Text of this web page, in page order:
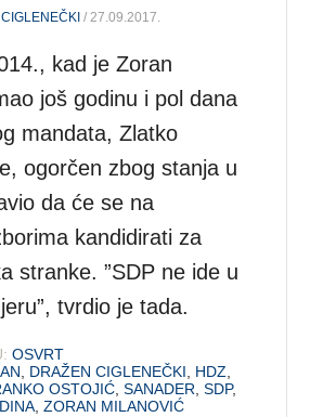
/ 27.09.2017.
kad je Zoran
još godinu i pol dana
mandata, Zlatko
ogorčen zbog stanja u
da će se na
kandidirati za
stranke. ”SDP ne ide u
tvrdio je tada.
OSVRT
, DRAŽEN CIGLENEČKI, HDZ,
OSTOJIĆ,SANADER,SDP,
,ZORAN MILANOVIĆ